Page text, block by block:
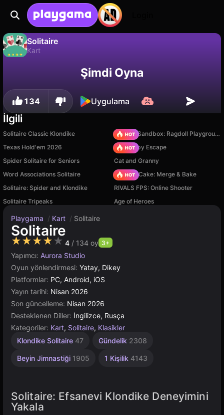
Solitaire
Kart
İlerlemeyi kaydet! Hayır
Şimdi Oyna
134 Uygulama
İlgili
Solitaire Classic Klondike
Sprunki Sandbox: Ragdoll Playground Mode
Texas Hold'em 2026
Your Obby Escape
Spider Solitaire for Seniors
Cat and Granny
Word Associations Solitaire
Piece of Cake: Merge & Bake
Solitaire: Spider and Klondike
RIVALS FPS: Online Shooter
Solitaire Tripeaks
Age of Heroes
Playgama / Kart / Solitaire
Solitaire
★★★★★ 4 / 134 oy 3+
Yapımcı: Aurora Studio
Oyun yönlendirmesi: Yatay, Dikey
Platformlar: PC, Android, iOS
Yayın tarihi: Nisan 2026
Son güncelleme: Nisan 2026
Desteklenen Diller: İngilizce, Rusça
Kategoriler: Kart, Solitaire, Klasikler
Klondike Solitaire 47 Gündelik 2308
Beyin Jimnastiği 1905 1 Kişilik 4143
Solitaire: Efsanevi Klondike Deneyimini
Yakala